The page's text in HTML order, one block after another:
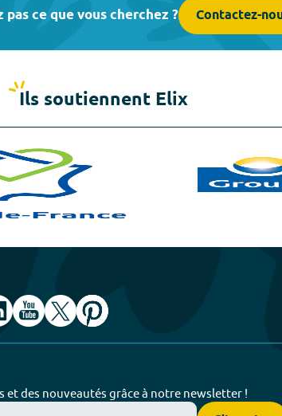
ce que vous cherchez ? Contactez-
Ils soutiennent Elix
et des nouveautés grâce à notre newsletter !